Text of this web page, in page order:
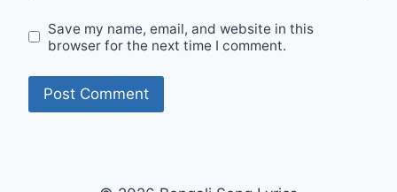
Save my name, email, and website in this
browser for the next time I comment.